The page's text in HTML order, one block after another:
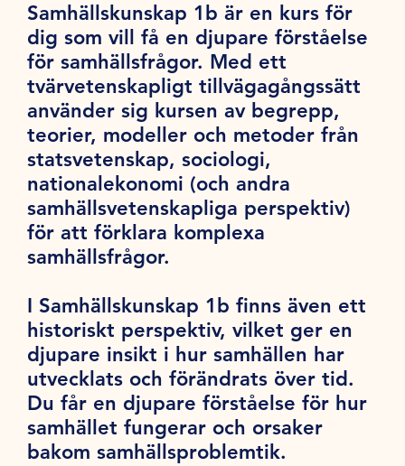
Samhällskunskap 1b är en kurs för
dig som vill få en djupare förståelse
för samhällsfrågor. Med ett
tvärvetenskapligt tillvägagångssätt
använder sig kursen av begrepp,
teorier, modeller och metoder från
statsvetenskap, sociologi,
nationalekonomi (och andra
samhällsvetenskapliga perspektiv)
för att förklara komplexa
samhällsfrågor.
I Samhällskunskap 1b finns även ett
historiskt perspektiv, vilket ger en
djupare insikt i hur samhällen har
utvecklats och förändrats över tid.
Du får en djupare förståelse för hur
samhället fungerar och orsaker
bakom samhällsproblemtik.